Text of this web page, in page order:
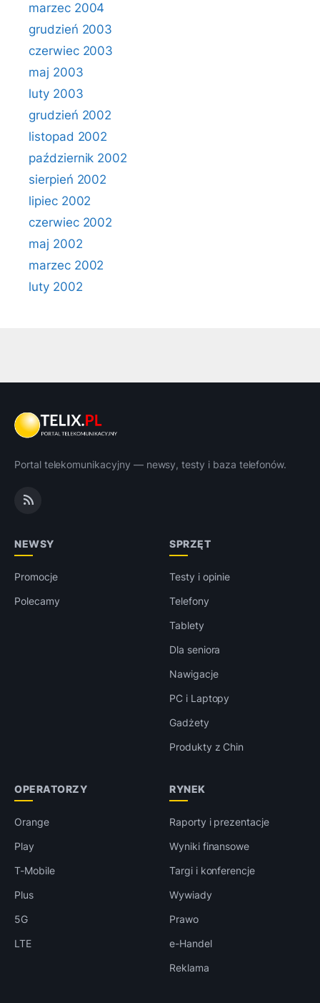
marzec 2004
grudzień 2003
czerwiec 2003
maj 2003
luty 2003
grudzień 2002
listopad 2002
październik 2002
sierpień 2002
lipiec 2002
czerwiec 2002
maj 2002
marzec 2002
luty 2002
Portal telekomunikacyjny — newsy, testy i baza telefonów.
NEWSY
Promocje
Polecamy
SPRZĘT
Testy i opinie
Telefony
Tablety
Dla seniora
Nawigacje
PC i Laptopy
Gadżety
Produkty z Chin
OPERATORZY
Orange
Play
T-Mobile
Plus
5G
LTE
RYNEK
Raporty i prezentacje
Wyniki finansowe
Targi i konferencje
Wywiady
Prawo
e-Handel
Reklama